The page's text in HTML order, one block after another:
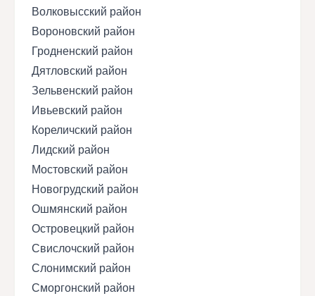
Волковысский район
Вороновский район
Гродненский район
Дятловский район
Зельвенский район
Ивьевский район
Кореличский район
Лидский район
Мостовский район
Новогрудский район
Ошмянский район
Островецкий район
Свислочский район
Слонимский район
Сморгонский район